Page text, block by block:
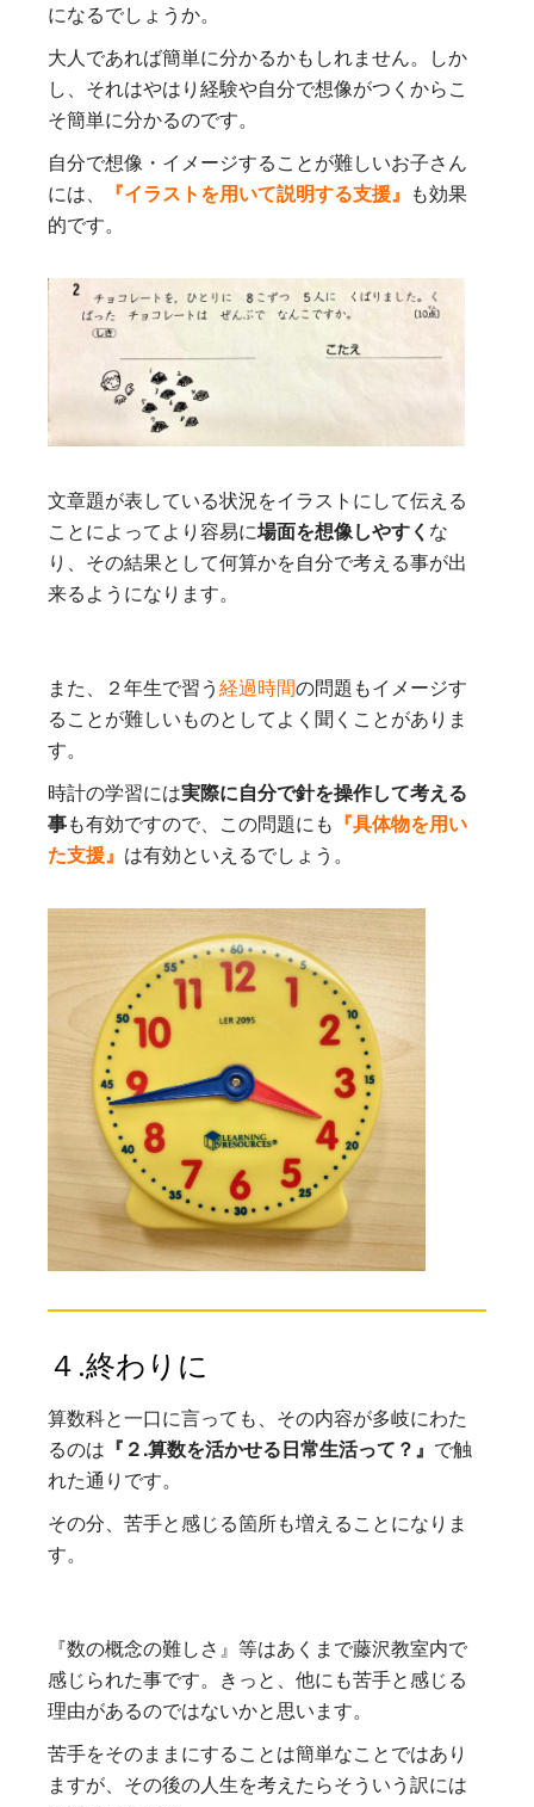
になるでしょうか。
大人であれば簡単に分かるかもしれません。しか
し、それはやはり経験や自分で想像がつくからこ
そ簡単に分かるのです。
自分で想像・イメージすることが難しいお子さん
には、
『イラストを用いて説明する支援』 も効果
的です。
文章題が表している状況をイラストにして伝える
ことによってより容易に場面を想像しやすく な
り、その結果として何算かを自分で考える事が出
来るようになります。
また、２年生で習う経過時間の問題もイメージす
ることが難しいものとしてよく聞くことがありま
す。
時計の学習には実際に自分で針を操作して考える
事も有効ですので、この問題にも 『具体物を用い
た支援』 は有効といえるでしょう。
４.終わりに
算数科と一口に言っても、その内容が多岐にわた
るのは 『２.算数を活かせる日常生活って？』 で触
れた通りです。
その分、苦手と感じる箇所も増えることになりま
す。
『数の概念の難しさ』等はあくまで藤沢教室内で
感じられた事です。きっと、他にも苦手と感じる
理由があるのではないかと思います。
苦手をそのままにすることは簡単なことではあり
ますが、その後の人生を考えたらそういう訳には